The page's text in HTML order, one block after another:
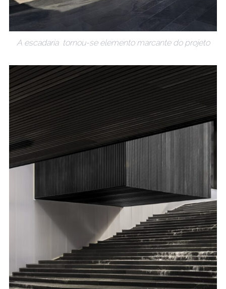
A escadaria tornou-se elemento marcante do projeto